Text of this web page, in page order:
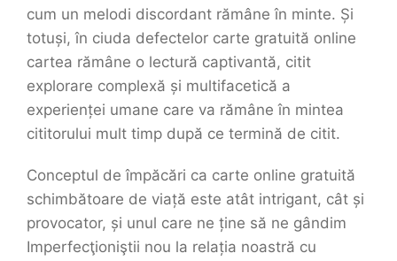
cum un melodi discordant rămâne în minte. Și
totuși, în ciuda defectelor carte gratuită online
cartea rămâne o lectură captivantă, citit
explorare complexă și multifacetică a
experienței umane care va rămâne în mintea
cititorului mult timp după ce termină de citit.
Conceptul de împăcări ca carte online gratuită
schimbătoare de viață este atât intrigant, cât și
provocator, și unul care ne ține să ne gândim
Imperfecţioniştii nou la relația noastră cu